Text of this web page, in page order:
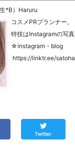
*B）Haruru
コスメPRプランナー。
特技はInstagramの写
☆instagram・blog
https://linktr.ee/